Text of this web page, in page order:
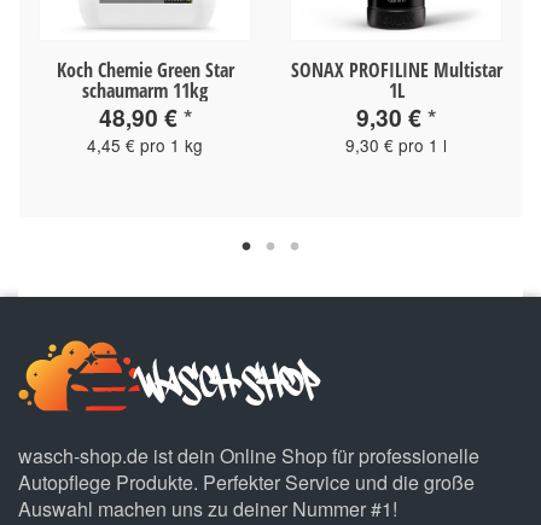
Koch Chemie Green Star
schaumarm 11kg
48,90 €*
4,45 € pro 1 kg
SONAX PROFILINE Multistar
1L
9,30 €*
9,30 € pro 1 l
wasch-shop.de ist dein Online Shop für professionelle
Autopflege Produkte. Perfekter Service und die große
Auswahl machen uns zu deiner Nummer #1!